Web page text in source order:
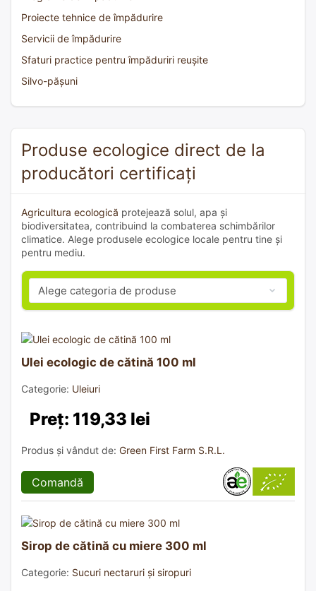
Proiecte tehnice de împădurire
Servicii de împădurire
Sfaturi practice pentru împăduriri reușite
Silvo-pășuni
Produse ecologice direct de la
producători certificați
Agricultura ecologică protejează solul, apa și
biodiversitatea, contribuind la combaterea schimbărilor
climatice. Alege produsele ecologice locale pentru tine și
pentru mediu.
Ulei ecologic de cătină 100 ml
Categorie: Uleiuri
Preț: 119,33 lei
Produs și vândut de: Green First Farm S.R.L.
Comandă
Sirop de cătină cu miere 300 ml
Categorie: Sucuri nectaruri și siropuri